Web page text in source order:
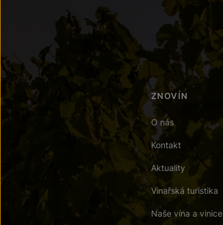
ZNOVÍN
O nás
Kontakt
Aktuality
Vinařská turistika
Naše vína a vinice